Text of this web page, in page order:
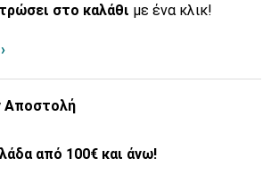
στο καλάθι με ένα κλικ!
Αποστολή
από 100€ και άνω!